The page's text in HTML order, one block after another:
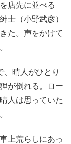
店先に並べる
士（小野武彦）
た。声をかけて
、晴人がひとり
が倒れる。ロー
人は思っていた
上荒らしにあっ